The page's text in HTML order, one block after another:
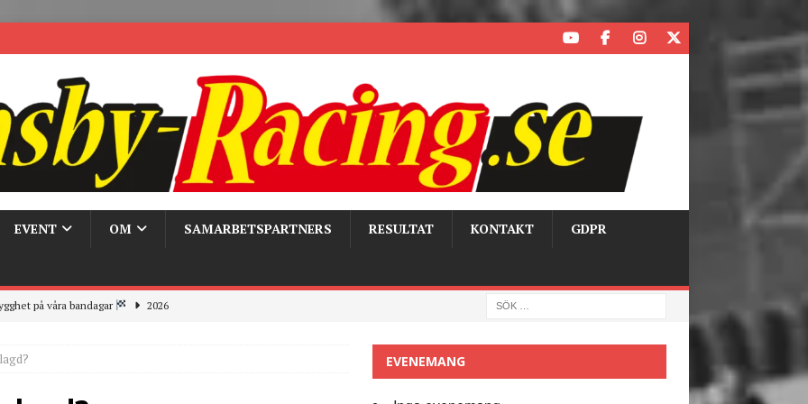
EVENT OM SAMARBETSPARTNERS RESULTAT KONTAKT GDPR
på våra bandagar 2026
the pits
bandagarna 2026, nu blickar vi mot 2027
EVENEMANG